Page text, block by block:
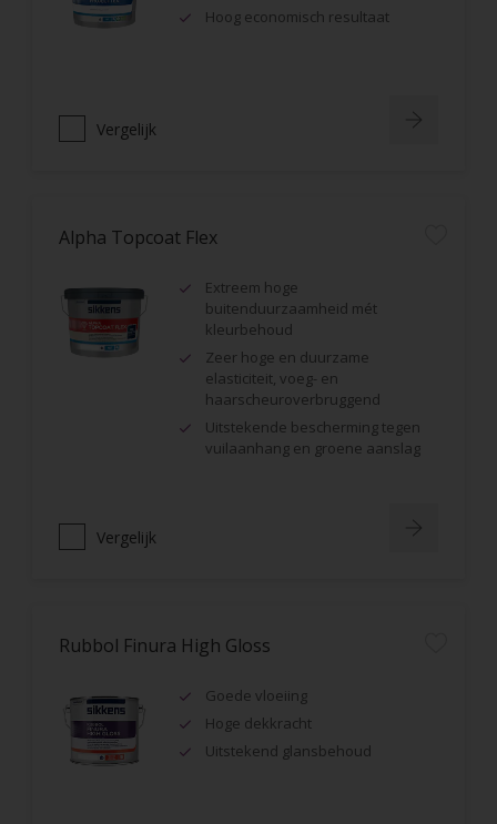
Hoog economisch resultaat
Vergelijk
Alpha Topcoat Flex
Extreem hoge
buitenduurzaamheid mét
kleurbehoud
Zeer hoge en duurzame
elasticiteit, voeg- en
haarscheuroverbruggend
Uitstekende bescherming tegen
vuilaanhang en groene aanslag
Vergelijk
Rubbol Finura High Gloss
Goede vloeiing
Hoge dekkracht
Uitstekend glansbehoud